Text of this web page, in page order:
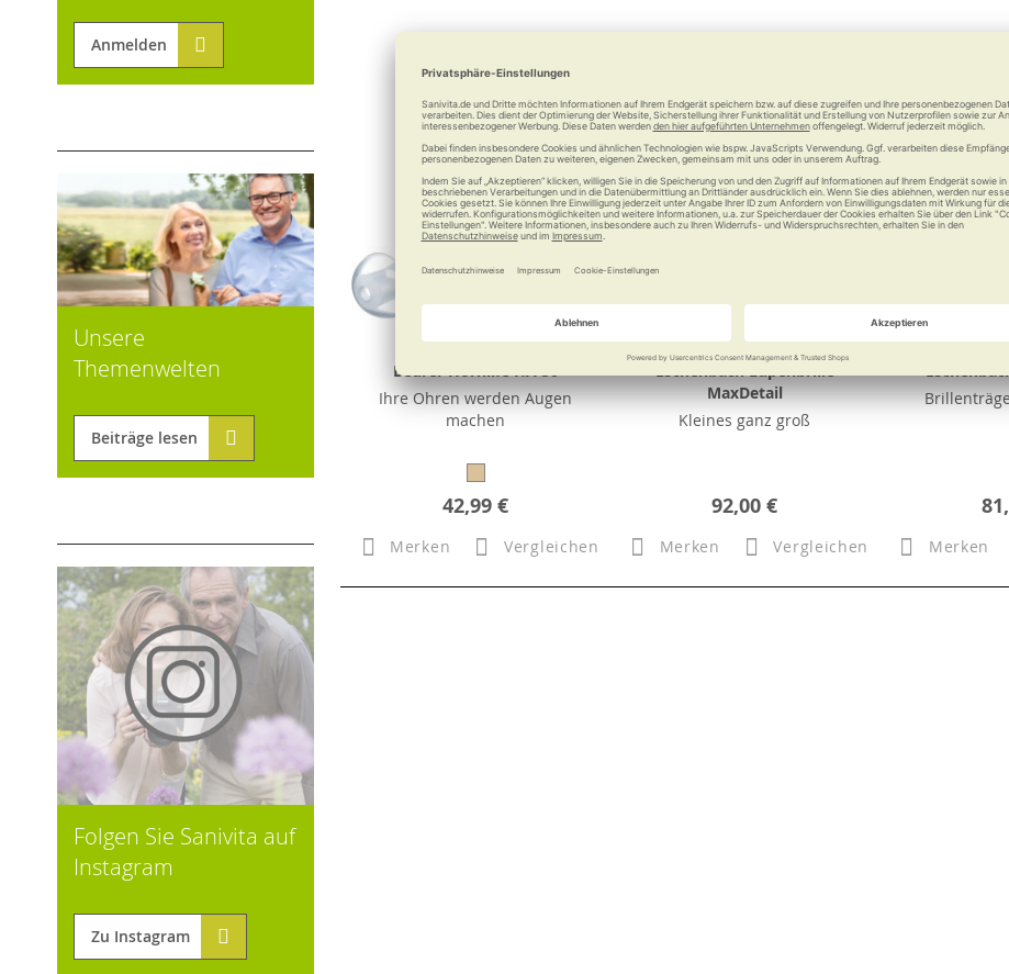
Beurer Hörhilfe HA 50
Ihre Ohren werden Augen
machen
42,99 €
Merken Vergleichen
Eschenbach Lupenbrille
MaxDetail
Kleines ganz groß
92,00 €
Merken Vergleichen Merken
Anmelden
Unsere
Themenwelten
Beiträge lesen
Folgen Sie Sanivita auf
Instagram
Zu Instagram